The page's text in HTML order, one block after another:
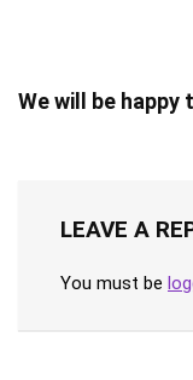
We will be
LEAVE A
You must be